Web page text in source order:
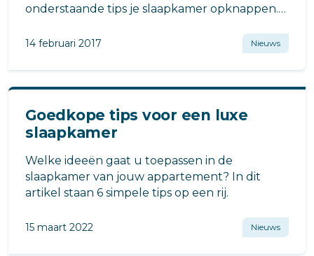
onderstaande tips je slaapkamer opknappen.
omgooien of een andere sfeer creëren met
14 februari 2017 Nieuws
Goedkope tips voor een luxe
slaapkamer
Welke ideeën gaat u toepassen in de
slaapkamer van jouw appartement? In dit
artikel staan 6 simpele tips op een rij.
15 maart 2022 Nieuws